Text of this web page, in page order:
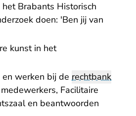
Brabants Historisch
doen: 'Ben jij van
kunst in het
werken bij de rechtbank
Facilitaire
en beantwoorden